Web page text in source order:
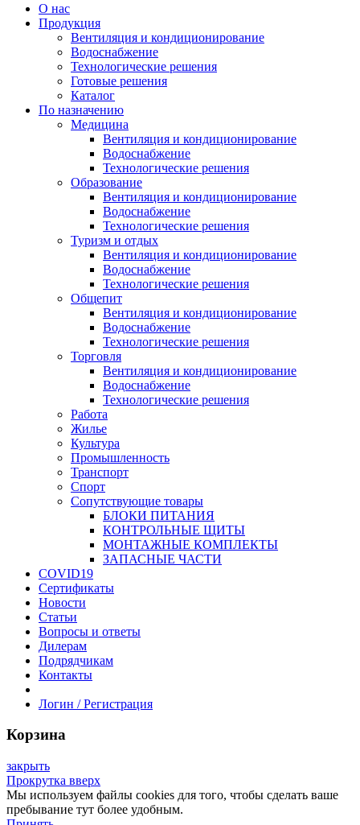
О нас
Продукция
Вентиляция и кондиционирование
Водоснабжение
Технологические решения
Готовые решения
Каталог
По назначению
Медицина
Вентиляция и кондиционирование
Водоснабжение
Технологические решения
Образование
Вентиляция и кондиционирование
Водоснабжение
Технологические решения
Туризм и отдых
Вентиляция и кондиционирование
Водоснабжение
Технологические решения
Общепит
Вентиляция и кондиционирование
Водоснабжение
Технологические решения
Торговля
Вентиляция и кондиционирование
Водоснабжение
Технологические решения
Работа
Жилье
Культура
Промышленность
Транспорт
Спорт
Сопутствующие товары
БЛОКИ ПИТАНИЯ
КОНТРОЛЬНЫЕ ЩИТЫ
МОНТАЖНЫЕ КОМПЛЕКТЫ
ЗАПАСНЫЕ ЧАСТИ
COVID19
Сертификаты
Новости
Статьи
Вопросы и ответы
Дилерам
Подрядчикам
Контакты
Логин / Регистрация
Корзина
закрыть
Прокрутка вверх
Мы используем файлы cookies для того, чтобы сделать ваше
пребывание тут более удобным.